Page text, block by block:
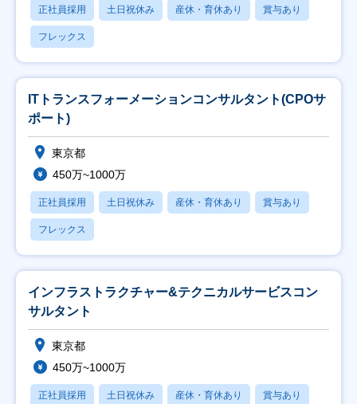
正社員採用 土日祝休み 産休・育休あり 賞与あり
フレックス
ITトランスフォーメーションコンサルタント(CPOサ
ポート)
東京都
450万~1000万
正社員採用 土日祝休み 産休・育休あり 賞与あり
フレックス
インフラストラクチャー&テクニカルサービスコン
サルタント
東京都
450万~1000万
正社員採用 土日祝休み 産休・育休あり 賞与あり